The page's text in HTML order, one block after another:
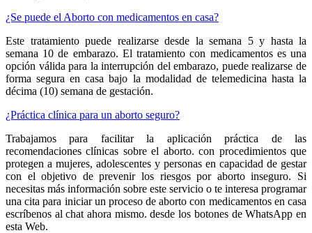
¿Se puede el Aborto con medicamentos en casa?
Este tratamiento puede realizarse desde la semana 5 y hasta la
semana 10 de embarazo. El tratamiento con medicamentos es una
opción válida para la interrupción del embarazo, puede realizarse de
forma segura en casa bajo la modalidad de telemedicina hasta la
décima (10) semana de gestación.
¿Práctica clínica para un aborto seguro?
Trabajamos para facilitar la aplicación práctica de las
recomendaciones clínicas sobre el aborto. con procedimientos que
protegen a mujeres, adolescentes y personas en capacidad de gestar
con el objetivo de prevenir los riesgos por aborto inseguro. Si
necesitas más información sobre este servicio o te interesa programar
una cita para iniciar un proceso de aborto con medicamentos en casa
escríbenos al chat ahora mismo. desde los botones de WhatsApp en
esta Web.